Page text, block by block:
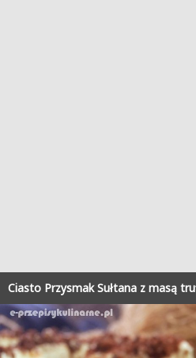
Ciasto Przysmak Sułtana z masą